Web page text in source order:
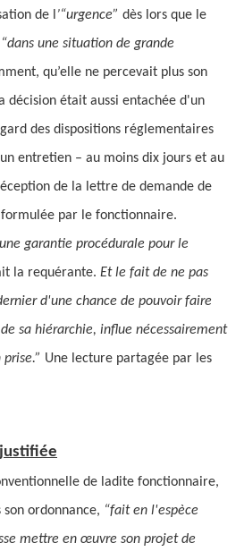
de l
’“urgence” dès lors que le
“dans une situation de grande
qu’elle ne percevait plus son
décision était aussi entachée d'un
des dispositions réglementaires
entretien – au moins dix jours et au
de la lettre de demande de
par le fonctionnaire.
garantie procédurale pour le
la requérante. Et le fait de ne pas
d'une chance de pouvoir faire
sa hiérarchie, influe nécessairement
Une lecture partagée par les
de ladite fonctionnaire,
ordonnance, “fait en l'espèce
mettre en œuvre son projet de